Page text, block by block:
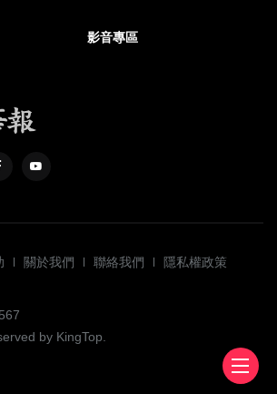
影音專區
關於我們 聯絡我們
隱私權政策
by KingTop.